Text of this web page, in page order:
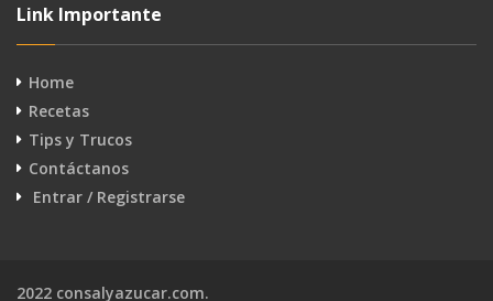
Link Importante
Home
Recetas
Tips y Trucos
Contáctanos
Entrar / Registrarse
2022 consalyazucar.com.